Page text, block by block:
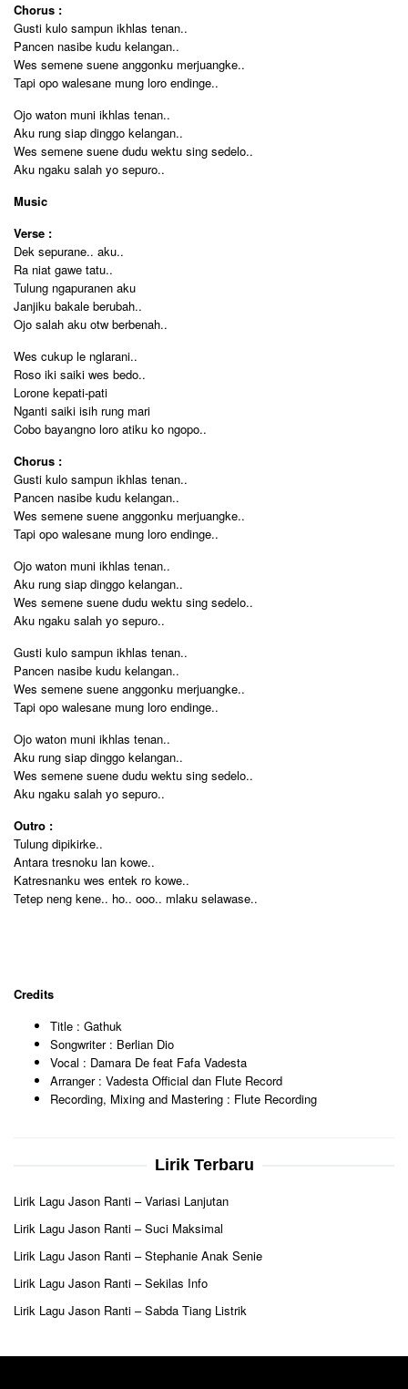
Chorus :
Gusti kulo sampun ikhlas tenan..
Pancen nasibe kudu kelangan..
Wes semene suene anggonku merjuangke..
Tapi opo walesane mung loro endinge..
Ojo waton muni ikhlas tenan..
Aku rung siap dinggo kelangan..
Wes semene suene dudu wektu sing sedelo..
Aku ngaku salah yo sepuro..
Music
Verse :
Dek sepurane.. aku..
Ra niat gawe tatu..
Tulung ngapuranen aku
Janjiku bakale berubah..
Ojo salah aku otw berbenah..
Wes cukup le nglarani..
Roso iki saiki wes bedo..
Lorone kepati-pati
Nganti saiki isih rung mari
Cobo bayangno loro atiku ko ngopo..
Chorus :
Gusti kulo sampun ikhlas tenan..
Pancen nasibe kudu kelangan..
Wes semene suene anggonku merjuangke..
Tapi opo walesane mung loro endinge..
Ojo waton muni ikhlas tenan..
Aku rung siap dinggo kelangan..
Wes semene suene dudu wektu sing sedelo..
Aku ngaku salah yo sepuro..
Gusti kulo sampun ikhlas tenan..
Pancen nasibe kudu kelangan..
Wes semene suene anggonku merjuangke..
Tapi opo walesane mung loro endinge..
Ojo waton muni ikhlas tenan..
Aku rung siap dinggo kelangan..
Wes semene suene dudu wektu sing sedelo..
Aku ngaku salah yo sepuro..
Outro :
Tulung dipikirke..
Antara tresnoku lan kowe..
Katresnanku wes entek ro kowe..
Tetep neng kene.. ho.. ooo.. mlaku selawase..
Credits
Title : Gathuk
Songwriter : Berlian Dio
Vocal : Damara De feat Fafa Vadesta
Arranger : Vadesta Official dan Flute Record
Recording, Mixing and Mastering : Flute Recording
Lirik Terbaru
Lirik Lagu Jason Ranti – Variasi Lanjutan
Lirik Lagu Jason Ranti – Suci Maksimal
Lirik Lagu Jason Ranti – Stephanie Anak Senie
Lirik Lagu Jason Ranti – Sekilas Info
Lirik Lagu Jason Ranti – Sabda Tiang Listrik